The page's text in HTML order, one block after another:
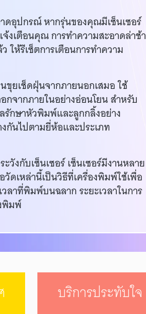
ดอุปกรณ์ หากรุ่นของคุณมีเซ็นเซอร์
งเตือนคุณ การทำความสะอาดล่าช้า
ให้รีเซ็ตการเตือนการทำความ
ยเช็ดฝุ่นจากภายนอกเสมอ ใช้
จากภายในอย่างอ่อนโยน สำหรับ
กษาหัวพิมพ์และลูกกลิ้งอย่าง
กันไปตามยี่ห้อและประเภท
วังกับเซ็นเซอร์ เซ็นเซอร์มีงานหลาย
ดเหล่านี้เป็นวิธีที่เครื่องพิมพ์ใช้เพื่อ
ลาที่พิมพ์บนฉลาก ระยะเวลาในการ
พิมพ์
บริการประทับใจ